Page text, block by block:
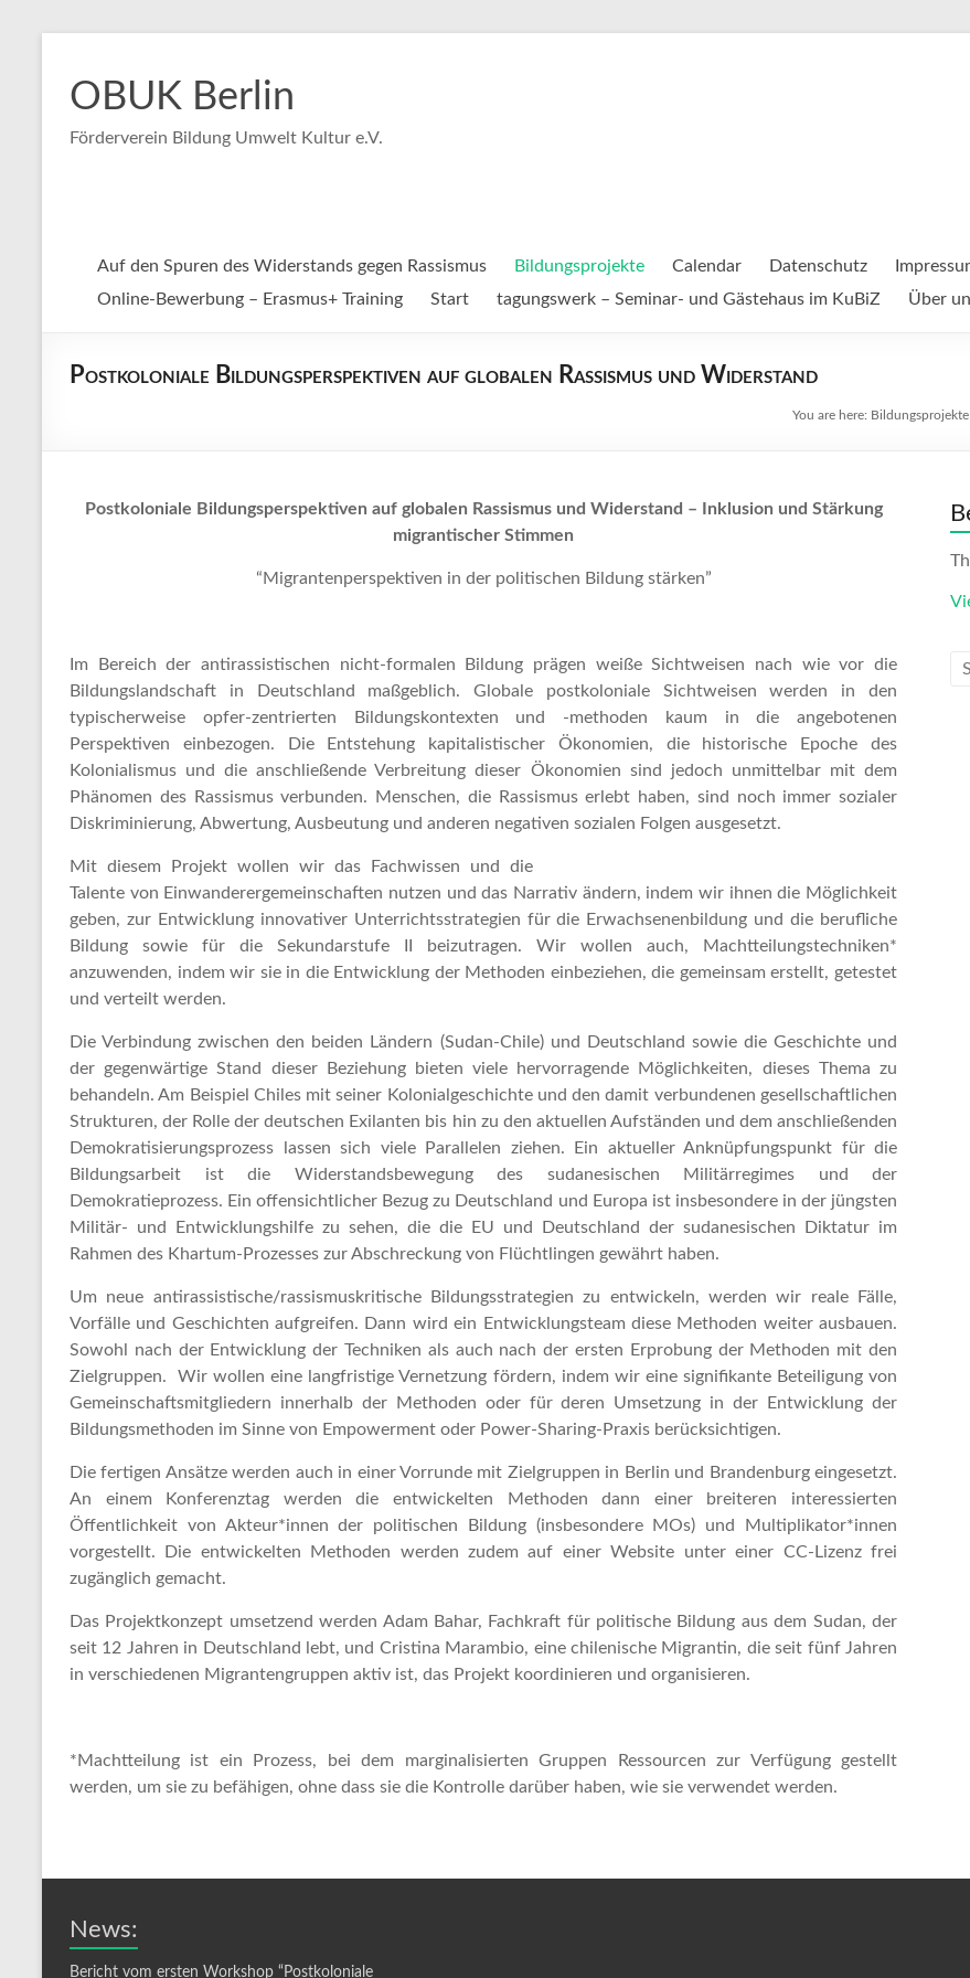
content
OBUK Berlin
Förderverein Bildung Umwelt Kultur e.V.
Auf den Spuren des Widerstands gegen Rassismus Bildungsprojekte Calendar Datenschutz
Online-Bewerbung – Erasmus+ Training
Start tagungswerk – Seminar- und Gästehaus im KuBiZ Über
Postkoloniale Bildungsperspektiven auf globalen Rassismus und Widerstand
You are here: Bildungsprojekte
Postkoloniale Bildungsperspektiven auf globalen Rassismus und Widerstand –
Inklusion und Stärkung
migrantischer Stimmen
“Migrantenperspektiven in der politischen Bildung stärken”
Im Bereich der antirassistischen nicht-formalen Bildung prägen weiße Sichtweisen nach wie vor die
Bildungslandschaft in Deutschland maßgeblich. Globale postkoloniale Sichtweisen werden in den
typischerweise opfer-zentrierten Bildungskontexten und -methoden kaum in die angebotenen
Perspektiven einbezogen. Die Entstehung kapitalistischer Ökonomien, die historische Epoche des
Kolonialismus und die anschließende Verbreitung dieser Ökonomien sind jedoch unmittelbar mit dem
Phänomen des Rassismus verbunden. Menschen, die Rassismus erlebt haben, sind noch immer sozialer
Diskriminierung, Abwertung, Ausbeutung und anderen negativen sozialen Folgen ausgesetzt.
Mit diesem Projekt wollen wir das Fachwissen und die
Talente von Einwanderergemeinschaften nutzen und das Narrativ ändern, indem wir ihnen die Möglichkeit
geben, zur Entwicklung innovativer Unterrichtsstrategien für die Erwachsenenbildung und die berufliche
Bildung sowie für die Sekundarstufe II beizutragen. Wir wollen auch, Machtteilungstechniken*
anzuwenden, indem wir sie in die Entwicklung der Methoden einbeziehen, die gemeinsam erstellt, getestet
und verteilt werden.
Die Verbindung zwischen den beiden Ländern (Sudan-Chile) und Deutschland sowie die Geschichte und
der gegenwärtige Stand dieser Beziehung bieten viele hervorragende Möglichkeiten, dieses Thema zu
behandeln. Am Beispiel Chiles mit seiner Kolonialgeschichte und den damit verbundenen gesellschaftlichen
Strukturen, der Rolle der deutschen Exilanten bis hin zu den aktuellen Aufständen und dem anschließenden
Demokratisierungsprozess lassen sich viele Parallelen ziehen. Ein aktueller Anknüpfungspunkt für die
Bildungsarbeit ist die Widerstandsbewegung des sudanesischen Militärregimes und der
Demokratieprozess. Ein offensichtlicher Bezug zu Deutschland und Europa ist insbesondere in der jüngsten
Militär- und Entwicklungshilfe zu sehen, die die EU und Deutschland der sudanesischen Diktatur im
Rahmen des Khartum-Prozesses zur Abschreckung von Flüchtlingen gewährt haben.
Um neue antirassistische/rassismuskritische Bildungsstrategien zu entwickeln, werden wir reale Fälle,
Vorfälle und Geschichten aufgreifen. Dann wird ein Entwicklungsteam diese Methoden weiter ausbauen.
Sowohl nach der Entwicklung der Techniken als auch nach der ersten Erprobung der Methoden mit den
Zielgruppen. Wir wollen eine langfristige Vernetzung fördern, indem wir eine signifikante Beteiligung von
Gemeinschaftsmitgliedern innerhalb der Methoden oder für deren Umsetzung in der Entwicklung der
Bildungsmethoden im Sinne von Empowerment oder Power-Sharing-Praxis berücksichtigen.
Die fertigen Ansätze werden auch in einer Vorrunde mit Zielgruppen in Berlin und Brandenburg eingesetzt.
An einem Konferenztag werden die entwickelten Methoden dann einer breiteren interessierten
Öffentlichkeit von Akteur*innen der politischen Bildung (insbesondere MOs) und Multiplikator*innen
vorgestellt. Die entwickelten Methoden werden zudem auf einer Website unter einer CC-Lizenz frei
zugänglich gemacht.
Das Projektkonzept umsetzend werden Adam Bahar, Fachkraft für politische Bildung aus dem Sudan, der
seit 12 Jahren in Deutschland lebt, und Cristina Marambio, eine chilenische Migrantin, die seit fünf Jahren
in verschiedenen Migrantengruppen aktiv ist, das Projekt koordinieren und organisieren.
*Machtteilung ist ein Prozess, bei dem marginalisierten Gruppen Ressourcen zur Verfügung gestellt
werden, um sie zu befähigen, ohne dass sie die Kontrolle darüber haben, wie sie verwendet werden.
News:
Bericht vom ersten Workshop “Postkoloniale